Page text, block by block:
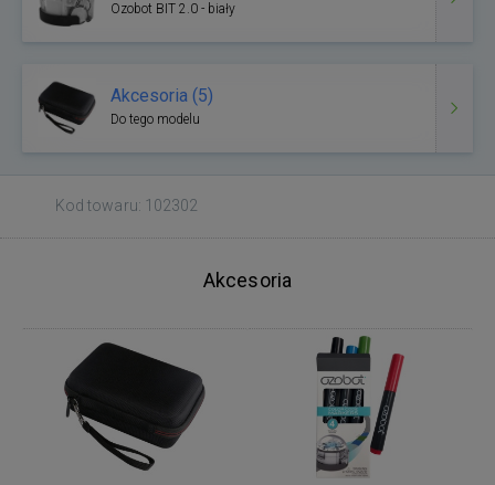
Ozobot BIT 2.0 - biały
Akcesoria (5)
Do tego modelu
Kod towaru: 102302
Akcesoria